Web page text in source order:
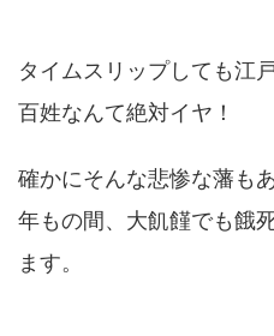
タイムスリップしても江
百姓なんて絶対イヤ！
確かにそんな悲惨な藩も
年もの間、大飢饉でも餓
ます。